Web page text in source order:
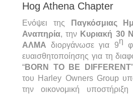
Hog Athena Chapter
Ενόψει της
Παγκόσμιας
Αναπηρία, την Κυριακή 30
ΑΛΜΑ διοργάνωσε για 9η
ευαισθητοποίησης για τη
“BORN TO BE DIFFERENT
του Harley Owners Group
την οικονομική